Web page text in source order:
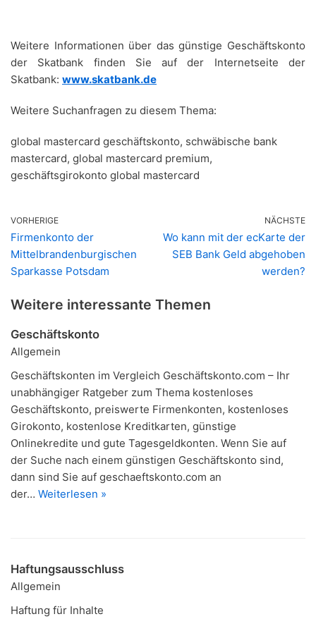
Weitere Informationen über das günstige Geschäftskonto
der Skatbank finden Sie auf der Internetseite der
Skatbank: www.skatbank.de
Weitere Suchanfragen zu diesem Thema:
global mastercard geschäftskonto, schwäbische bank
mastercard, global mastercard premium,
geschäftsgirokonto global mastercard
VORHERIGE
Firmenkonto der
Mittelbrandenburgischen
Sparkasse Potsdam
NÄCHSTE
Wo kann mit der ecKarte der
SEB Bank Geld abgehoben
werden?
Weitere interessante Themen
Geschäftskonto
Allgemein
Geschäftskonten im Vergleich Geschäftskonto.com – Ihr
unabhängiger Ratgeber zum Thema kostenloses
Geschäftskonto, preiswerte Firmenkonten, kostenloses
Girokonto, kostenlose Kreditkarten, günstige
Onlinekredite und gute Tagesgeldkonten. Wenn Sie auf
der Suche nach einem günstigen Geschäftskonto sind,
dann sind Sie auf geschaeftskonto.com an
der… Weiterlesen »
Haftungsausschluss
Allgemein
Haftung für Inhalte